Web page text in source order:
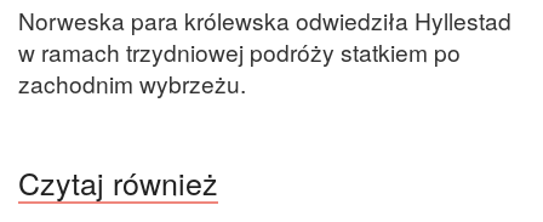
Norweska para królewska odwiedziła Hyllestad
w ramach trzydniowej podróży statkiem po
zachodnim wybrzeżu.
Czytaj również